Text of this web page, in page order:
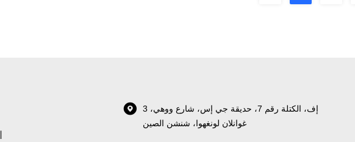
3 إف، الكتلة رقم 7، حديقة جي إس، شارع ووهي،
غوانلان لونغهوا، شنشن الصين